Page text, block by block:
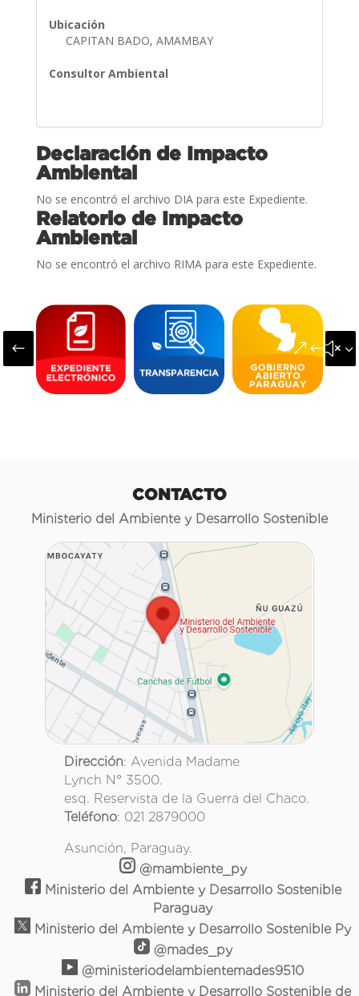
Ubicación
CAPITAN BADO, AMAMBAY
Consultor Ambiental
Declaración de Impacto
Ambiental
No se encontró el archivo DIA para este Expediente.
Relatorio de Impacto
Ambiental
No se encontró el archivo RIMA para este Expediente.
#
CONTACTO
Ministerio del Ambiente y Desarrollo Sostenible
Dirección: Avenida Madame
Lynch N° 3500.
esq. Reservista de la Guerra del Chaco.
Teléfono: 021 2879000
Asunción, Paraguay.
@mambiente_py
Ministerio del Ambiente y Desarrollo Sostenible
Paraguay
Ministerio del Ambiente y Desarrollo Sostenible Py
@mades_py
@ministeriodelambientemades9510
Ministerio del Ambiente y Desarrollo Sostenible de